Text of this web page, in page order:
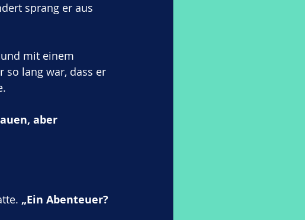
sprang er aus
mit einem
so lang war, dass er
aber
„Ein Abenteuer?